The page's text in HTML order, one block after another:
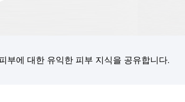
에 대한 유익한 피부 지식을 공유합니다.